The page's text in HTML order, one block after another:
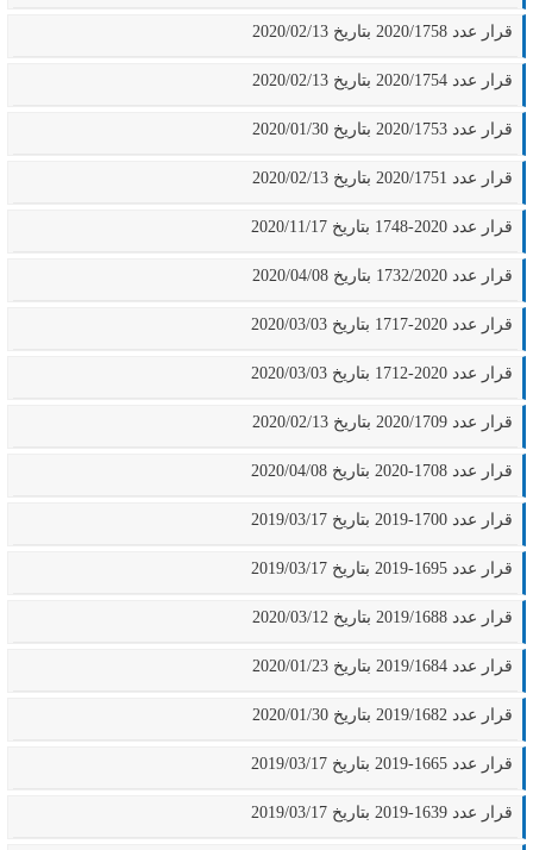
قرار عدد 2020/1758 بتاريخ 2020/02/13
قرار عدد 2020/1754 بتاريخ 2020/02/13
قرار عدد 2020/1753 بتاريخ 2020/01/30
قرار عدد 2020/1751 بتاريخ 2020/02/13
قرار عدد 2020-1748 بتاريخ 2020/11/17
قرار عدد 1732/2020 بتاريخ 2020/04/08
قرار عدد 2020-1717 بتاريخ 2020/03/03
قرار عدد 2020-1712 بتاريخ 2020/03/03
قرار عدد 2020/1709 بتاريخ 2020/02/13
قرار عدد 1708-2020 بتاريخ 2020/04/08
قرار عدد 1700-2019 بتاريخ 2019/03/17
قرار عدد 1695-2019 بتاريخ 2019/03/17
قرار عدد 2019/1688 بتاريخ 2020/03/12
قرار عدد 2019/1684 بتاريخ 2020/01/23
قرار عدد 2019/1682 بتاريخ 2020/01/30
قرار عدد 1665-2019 بتاريخ 2019/03/17
قرار عدد 1639-2019 بتاريخ 2019/03/17